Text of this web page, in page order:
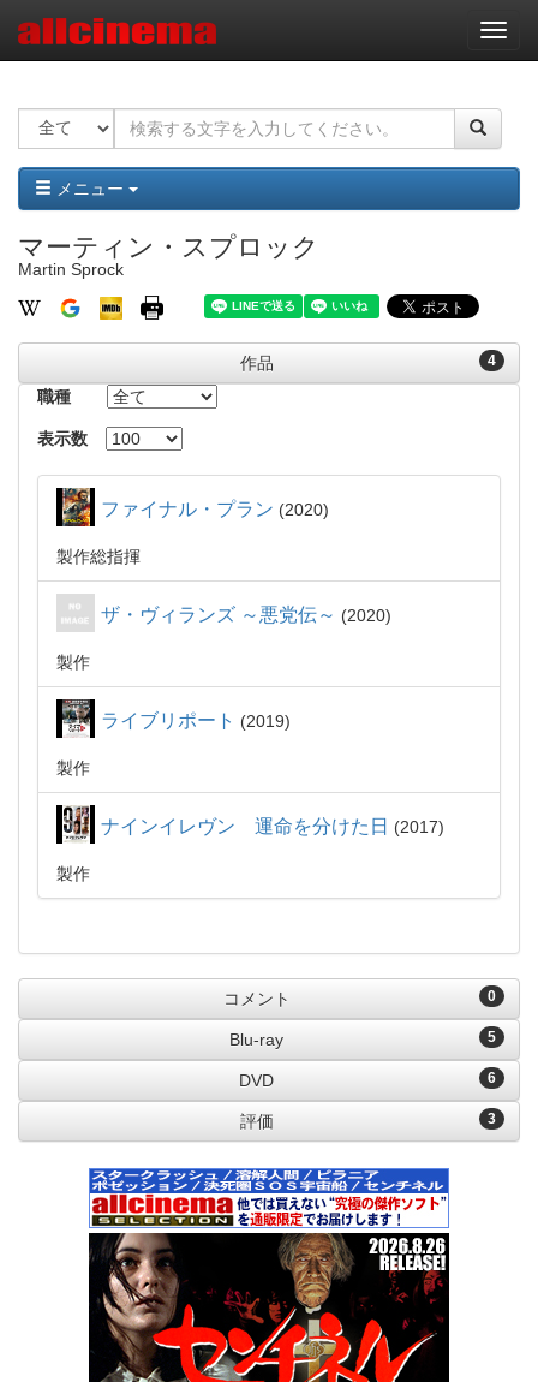
ナ
ビ
ー
ョ
ン
メニュー
マーティン・スプロック
Martin Sprock
4
作品
職種
表示数
ファイナル・プラン 2020
製作総指揮
ザ・ヴィランズ ～悪党伝～ 2020
製作
ライブリポート 2019
製作
ナインイレヴン 運命を分けた日 2017
製作
0
コメント
5
Blu-ray
6
DVD
3
評価